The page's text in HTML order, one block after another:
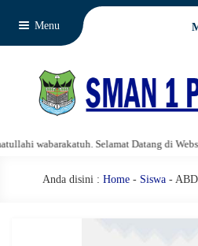
Menu
wabarakatuh. Selamat Datang di Website
Anda disini : Home- Siswa-